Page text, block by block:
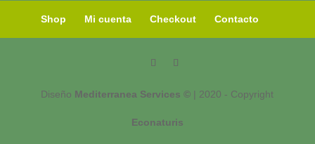
Shop Mi cuenta Checkout Contacto
Diseño Mediterranea Services © | 2020 - Copyright
Econaturis